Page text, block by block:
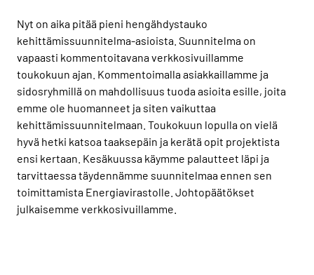
Nyt on aika pitää pieni hengähdystauko
kehittämissuunnitelma-asioista. Suunnitelma on
vapaasti kommentoitavana verkkosivuillamme
toukokuun ajan. Kommentoimalla asiakkaillamme ja
sidosryhmillä on mahdollisuus tuoda asioita esille, joita
emme ole huomanneet ja siten vaikuttaa
kehittämissuunnitelmaan. Toukokuun lopulla on vielä
hyvä hetki katsoa taaksepäin ja kerätä opit projektista
ensi kertaan. Kesäkuussa käymme palautteet läpi ja
tarvittaessa täydennämme suunnitelmaa ennen sen
toimittamista Energiavirastolle. Johtopäätökset
julkaisemme verkkosivuillamme.